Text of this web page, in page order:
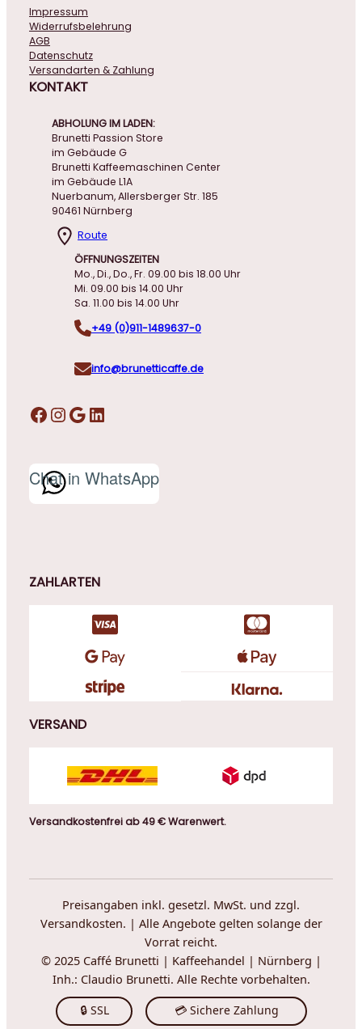
Impressum
Widerrufsbelehrung
AGB
Datenschutz
Versandarten & Zahlung
KONTAKT
ABHOLUNG IM LADEN:
Brunetti Passion Store
im Gebäude G
Brunetti Kaffeemaschinen Center
im Gebäude L1A
Nuerbanum, Allersberger Str. 185
90461 Nürnberg
Route
ÖFFNUNGSZEITEN
Mo., Di., Do., Fr. 09.00 bis 18.00 Uhr
Mi. 09.00 bis 14.00 Uhr
Sa. 11.00 bis 14.00 Uhr
+49 (0)911-1489637-0
info@brunetticaffe.de
Facebook InstagramGoogle LinkedIn
Chat in WhatsApp
ZAHLARTEN
VERSAND
Versandkostenfrei ab 49 € Warenwert.
Preisangaben inkl. gesetzl. MwSt. und zzgl.
Versandkosten. | Alle Angebote gelten solange der
Vorrat reicht.
© 2025 Caffé Brunetti | Kaffeehandel | Nürnberg |
Inh.: Claudio Brunetti. Alle Rechte vorbehalten.
🔒 SSL 💳 Sichere Zahlung